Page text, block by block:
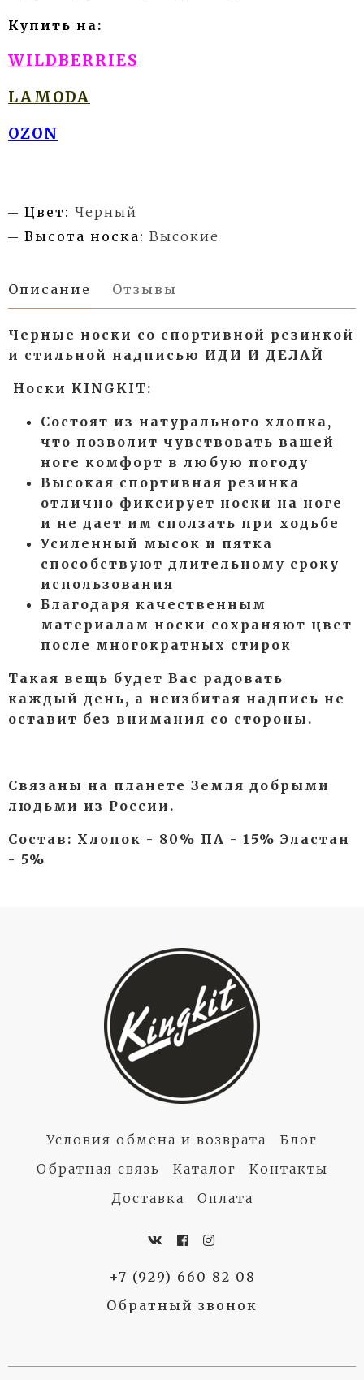
Купить на:
WILDBERRIES
LAMODA
OZON
Цвет: Черный
Высота носка: Высокие
Описание Отзывы
Черные носки со спортивной резинкой
и стильной надписью ИДИ И ДЕЛАЙ
Носки KINGKIT:
Состоят из натурального хлопка,
что позволит чувствовать вашей
ноге комфорт в любую погоду
Высокая спортивная резинка
отлично фиксирует носки на ноге
и не дает им сползать при ходьбе
Усиленный мысок и пятка
способствуют длительному сроку
использования
Благодаря качественным
материалам носки сохраняют цвет
после многократных стирок
Такая вещь будет Вас радовать
каждый день, а неизбитая надпись не
оставит без внимания со стороны.
Связаны на планете Земля добрыми
людьми из России.
Состав: Хлопок - 80% ПА - 15% Эластан
- 5%
Условия обмена и возврата
Блог
Обратная связь
Каталог
Контакты
Доставка
Оплата
+7 (929) 660 82 08
Обратный звонок